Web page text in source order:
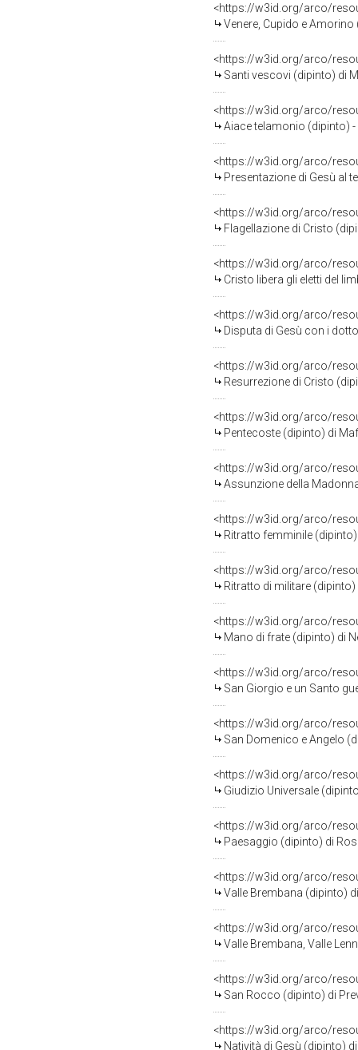
<https://w3id.org/arco/
Venere, Cupido e
<https://w3id.org/arco/
Santi vescovi (dipinto) di
<https://w3id.org/arco/
Aiace telamonio (dipinto)
<https://w3id.org/arco/
Presentazione di Gesù al
<https://w3id.org/arco/
Flagellazione di Cristo
<https://w3id.org/arco/
Cristo libera gli eletti del
<https://w3id.org/arco/
Disputa di Gesù con i
<https://w3id.org/arco/
Resurrezione di Cristo
<https://w3id.org/arco/
Pentecoste (dipinto) di
<https://w3id.org/arco/
Assunzione della
<https://w3id.org/arco/
Ritratto femminile
<https://w3id.org/arco/
Ritratto di militare
<https://w3id.org/arco/
Mano di frate (dipinto) di
<https://w3id.org/arco/
San Giorgio e un Santo
<https://w3id.org/arco/
San Domenico e Angelo
<https://w3id.org/arco/
Giudizio Universale
<https://w3id.org/arco/
Paesaggio (dipinto) di
<https://w3id.org/arco/
Valle Brembana (dipinto)
<https://w3id.org/arco/
Valle Brembana, Valle
<https://w3id.org/arco/
San Rocco (dipinto) di
<https://w3id.org/arco/
Natività di Gesù (dipinto)